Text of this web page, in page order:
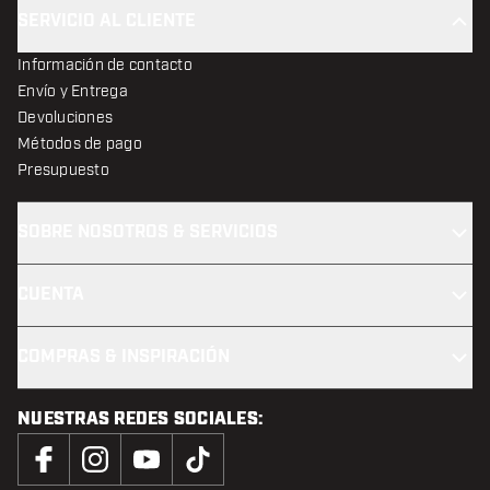
Información de contacto
Envío y Entrega
Devoluciones
Métodos de pago
Presupuesto
NUESTRAS REDES SOCIALES: